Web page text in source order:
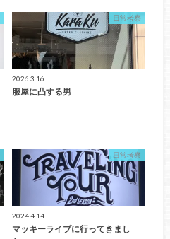
日常考察
2026.3.16
服屋に凸する男
日常考察
2024.4.14
マッキーライブに行ってきまし